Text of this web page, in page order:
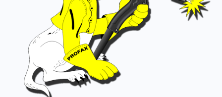
+7(351) 223-98-74
заказать звонок